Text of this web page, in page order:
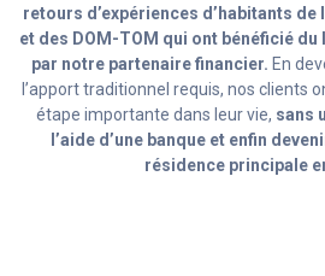
retours d’expériences d’habitants
et des DOM-TOM qui ont bénéficié
par notre partenaire financier. En
l’apport traditionnel requis, nos clients
étape importante dans leur vie, sans
l’aide d’une banque et enfin
résidence principale